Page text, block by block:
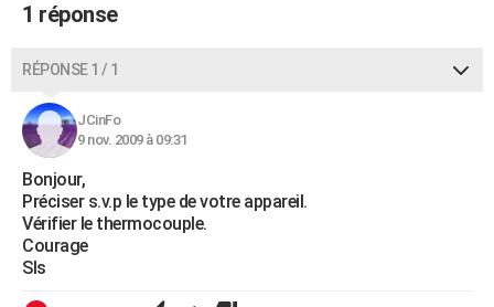
Carte de Noël
Carte Bonne année
Carte Saint-Valentin
Carte Pâques
Carte d'anniversaire
DICTIONNAIRE
Dictionnaire
Biographies
Citations
Expressions
Proverbes
PROGRAMME TV
COPAINS D'AVANT
S'inscrire
Se connecter
Lycées
Collèges
Primaires
Universités
Entreprises
Service militaire
Avis de recherche
AVIS DE DÉCÈS
FORUM
Bricolage
Lifestyle
Culture
Sport
Auto
Television
Voyage
Cinema
1 réponse
RÉPONSE 1 / 1
JCinFo
9 nov. 2009 à 09:31
Bonjour,
Préciser s.v.p le type de votre appareil.
Vérifier le thermocouple.
Courage
Sls